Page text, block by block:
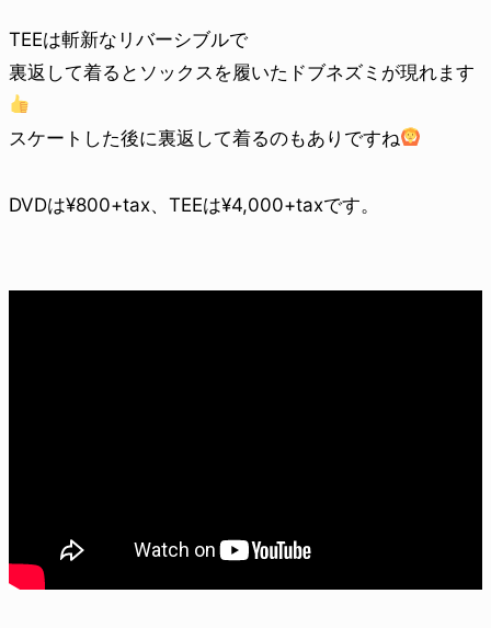
TEEは斬新なリバーシブルで
裏返して着るとソックスを履いたドブネズミが現れます
スケートした後に裏返して着るのもありですね
DVDは¥800+tax、TEEは¥4,000+taxです。